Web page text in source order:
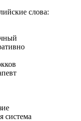
слова:
система